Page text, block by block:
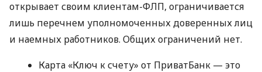
открывает своим клиентам-ФЛП, ограничивается
лишь перечнем уполномоченных доверенных лиц
и наемных работников. Общих ограничений нет.
Карта «Ключ к счету» от ПриватБанк — это